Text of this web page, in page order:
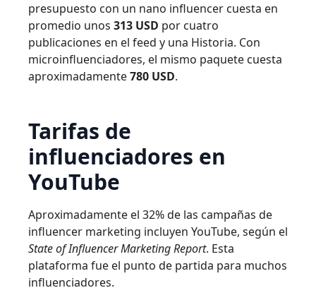
presupuesto con un nano influencer cuesta en
promedio unos 313 USD por cuatro
publicaciones en el feed y una Historia. Con
microinfluenciadores, el mismo paquete cuesta
aproximadamente780 USD.
Tarifas de
influenciadores en
YouTube
Aproximadamente el 32% de las campañas de
influencer marketing incluyen YouTube, según el
State of Influencer Marketing Report. Esta
plataforma fue el punto de partida para muchos
influenciadores.